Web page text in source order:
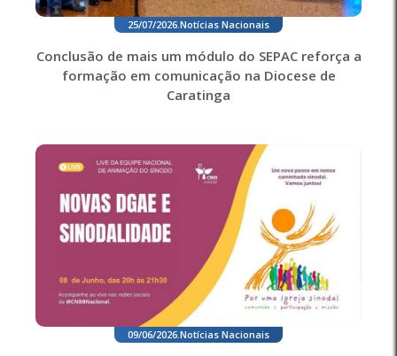
25/07/2026 Notícias Nacionais
Conclusão de mais um módulo do SEPAC reforça a
formação em comunicação na Diocese de
Caratinga
09/06/2026.Notícias Nacionais